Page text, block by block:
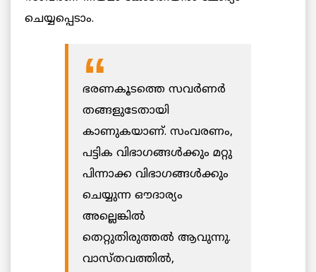
ചെയ്യപ്പെടാം.
ഭരണകൂടത്തെ സവര്‍ണര്‍
തങ്ങളുടേതായി
കാണുകയാണ്. സംവരണം,
പട്ടിക വിഭാഗങ്ങള്‍ക്കും മറ്റു
പിന്നാക്ക വിഭാഗങ്ങള്‍ക്കും
ചെയ്യുന്ന ഔദാര്യം
അല്ലെങ്കില്‍
തെറ്റുതിരുത്തല്‍ ആവുന്നു.
വാസ്തവത്തിൽ,